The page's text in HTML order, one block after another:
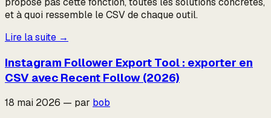
et à quoi ressemble le CSV de chaque outil.
Lire la suite →
Instagram Follower Export Tool : exporter en
CSV avec Recent Follow (2026)
18 mai 2026 — par bob